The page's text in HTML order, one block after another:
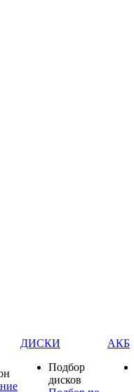
ДИСКИ
Подбор
дисков
АКБ